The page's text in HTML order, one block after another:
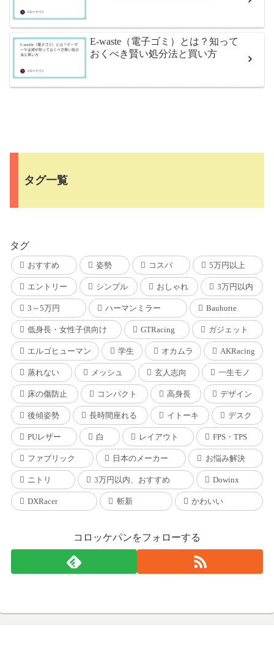
E-waste（電子ゴミ）とは？知って
おくべき賢い処分法と買い方
タグ一覧
タグ
おすすめ 姿勢 コスパ 5万円以上
エントリー シンプル おしゃれ 3万円以内
3～5万円 ハーマンミラー Bauhutte
低身長・女性子供向け GTRacing ガジェット
エルゴヒューマン 学生 オカムラ AKRacing
蒸れない メッシュ 玄人志向 一生モノ
床の傷防止 コンパクト 高身長 デザイン
後傾姿勢 長時間座れる イトーキ デスク
PUレザー 白 レイアウト FPS・TPS
ファブリック 日本のメーカー お悩み解決
ニトリ 3万円以内、おすすめ Dowinx
DXRacer 斬新 かわいい
コロッケパンをフォローする